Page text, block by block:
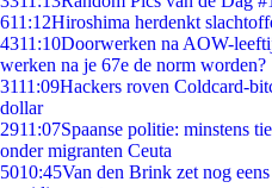
611:12Hiroshima herdenkt
4311:10Doorwerken na AOW-
werken na je 67e de norm worden?
3111:09Hackers roven Coldcard-
dollar
2911:07Spaanse politie: minstens
onder migranten Ceuta
5010:45Van den Brink zet nog